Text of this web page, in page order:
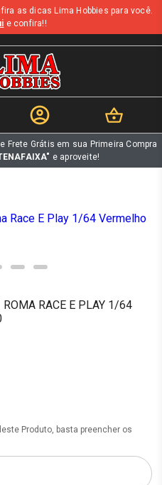
as dicas Lima Hobbies para você.
e confira!!
Frete Grátis em sua Primeira Compra
e aproveite!
ROMA RACE E PLAY 1/64
Produto, basta preencher os